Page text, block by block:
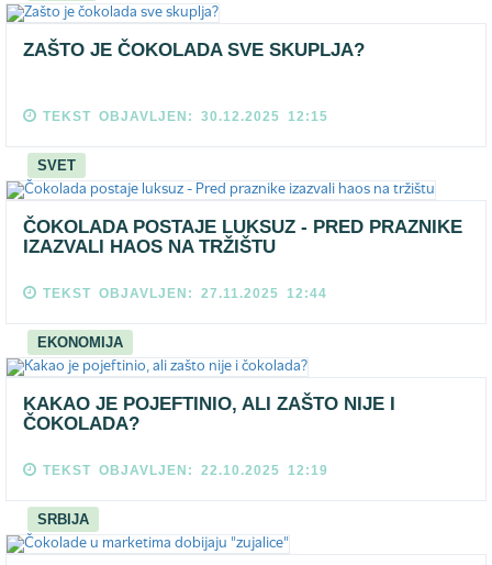
ZAŠTO JE ČOKOLADA SVE SKUPLJA?
TEKST OBJAVLJEN: 30.12.2025 12:15
SVET
ČOKOLADA POSTAJE LUKSUZ - PRED PRAZNIKE
IZAZVALI HAOS NA TRŽIŠTU
TEKST OBJAVLJEN: 27.11.2025 12:44
EKONOMIJA
KAKAO JE POJEFTINIO, ALI ZAŠTO NIJE I
ČOKOLADA?
TEKST OBJAVLJEN: 22.10.2025 12:19
SRBIJA